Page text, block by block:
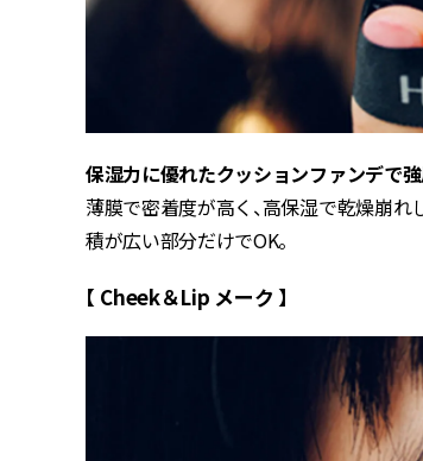
保湿力に優れたクッションファンデで
薄膜で密着度が高く、高保湿で乾燥崩
積が広い部分だけでOK。
【 Cheek＆Lip メーク 】